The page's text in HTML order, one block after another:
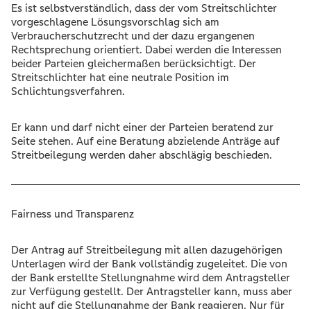
Es ist selbstverständlich, dass der vom Streitschlichter
vorgeschlagene Lösungsvorschlag sich am
Verbraucherschutzrecht und der dazu ergangenen
Rechtsprechung orientiert. Dabei werden die Interessen
beider Parteien gleichermaßen berücksichtigt. Der
Streitschlichter hat eine neutrale Position im
Schlichtungsverfahren.
Er kann und darf nicht einer der Parteien beratend zur
Seite stehen. Auf eine Beratung abzielende Anträge auf
Streitbeilegung werden daher abschlägig beschieden.
Fairness und Transparenz
Der Antrag auf Streitbeilegung mit allen dazugehörigen
Unterlagen wird der Bank vollständig zugeleitet. Die von
der Bank erstellte Stellungnahme wird dem Antragsteller
zur Verfügung gestellt. Der Antragsteller kann, muss aber
nicht auf die Stellungnahme der Bank reagieren. Nur für